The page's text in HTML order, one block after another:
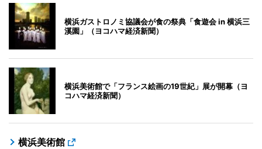
横浜ガストロノミ協議会が食の祭典「食遊会 in 横浜三
溪園」（ヨコハマ経済新聞）
横浜美術館で「フランス絵画の19世紀」展が開幕（ヨ
コハマ経済新聞）
横浜美術館